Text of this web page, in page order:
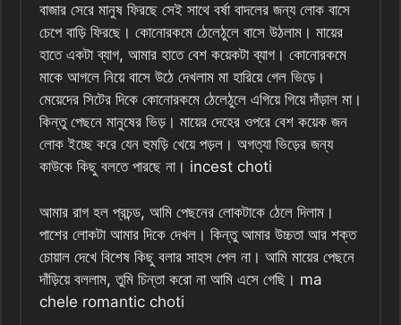
বাজার সেরে মানুষ ফিরছে সেই সাথে বর্ষা বাদলের জন্য লোক বাসে
চেপে বাড়ি ফিরছে। কোনোরকমে ঠেলেঠুলে বাসে উঠলাম। মায়ের
হাতে একটা ব্যাগ, আমার হাতে বেশ কয়েকটা ব্যাগ। কোনোরকমে
মাকে আগলে নিয়ে বাসে উঠে দেখলাম মা হারিয়ে গেল ভিড়ে।
মেয়েদের সিটের দিকে কোনোরকমে ঠেলেঠুলে এগিয়ে গিয়ে দাঁড়াল মা।
কিন্তু পেছনে মানুষের ভিড়। মায়ের দেহের ওপরে বেশ কয়েক জন
লোক ইচ্ছে করে যেন হুমড়ি খেয়ে পড়ল। অগত্যা ভিড়ের জন্য
কাউকে কিছু বলতে পারছে না। incest choti
আমার রাগ হল প্রচন্ড, আমি পেছনের লোকটাকে ঠেলে দিলাম।
পাশের লোকটা আমার দিকে দেখল। কিন্তু আমার উচ্চতা আর শক্ত
চোয়াল দেখে বিশেষ কিছু বলার সাহস পেল না। আমি মায়ের পেছনে
দাঁড়িয়ে বললাম, তুমি চিন্তা করো না আমি এসে গেছি। ma
chele romantic choti